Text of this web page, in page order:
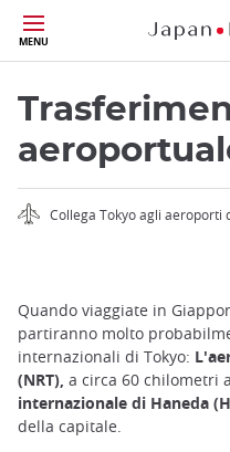
Skip
to
main
content
MENU
Collega Tokyo agli aeroporti
Quando viaggiate in
partiranno molto
internazionali di Tokyo:
(NRT), a circa 60 chilometri
internazionale di Haneda
della capitale.
Trasferimento
aeroportuale
servito
Prezzo
Compatibile